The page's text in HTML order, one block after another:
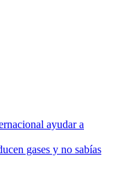
ayudar a
gases y no sabías